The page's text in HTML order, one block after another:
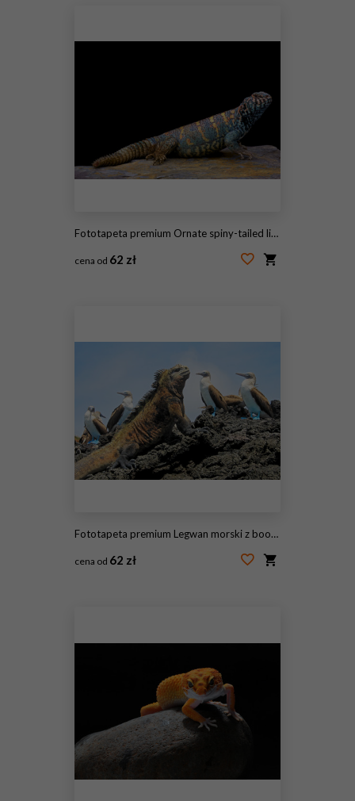
Fototapeta premium Ornate spiny-tailed lizard (Uromastyx ornata ornata), Egypt
cena od 62 zł
Fototapeta premium Legwan morski z boobies niebieskonogimi, minami, Sula nebouxii i Amblyrhynchus cristatus, na wyspie Isabela, Galapagos, Ekwadorze, Ameryce Południowej
cena od 62 zł